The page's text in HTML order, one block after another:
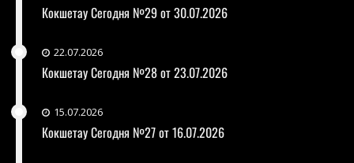
Кокшетау Сегодня №29 от 30.07.2026
22.07.2026
Кокшетау Сегодня №28 от 23.07.2026
15.07.2026
Кокшетау Сегодня №27 от 16.07.2026